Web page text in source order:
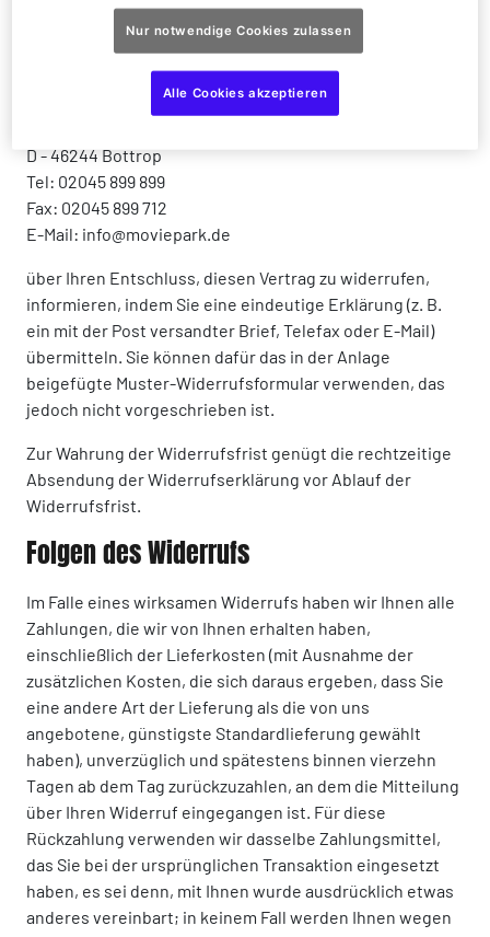
der Beförderer ist, die Ware in Besitz genommen haben.
Um Ihr Widerrufsrecht auszuüben, müssen Sie uns
MOVIE PARK Germany GmbH
D - 46244 Bottrop
Tel: 02045 899 899
Fax: 02045 899 712
E-Mail: info@moviepark.de
über Ihren Entschluss, diesen Vertrag zu widerrufen,
informieren, indem Sie eine eindeutige Erklärung (z. B.
ein mit der Post versandter Brief, Telefax oder E-Mail)
übermitteln. Sie können dafür das in der Anlage
beigefügte Muster-Widerrufsformular verwenden, das
jedoch nicht vorgeschrieben ist.
Zur Wahrung der Widerrufsfrist genügt die rechtzeitige
Absendung der Widerrufserklärung vor Ablauf der
Widerrufsfrist.
Folgen des Widerrufs
Im Falle eines wirksamen Widerrufs haben wir Ihnen alle
Zahlungen, die wir von Ihnen erhalten haben,
einschließlich der Lieferkosten (mit Ausnahme der
zusätzlichen Kosten, die sich daraus ergeben, dass Sie
eine andere Art der Lieferung als die von uns
angebotene, günstigste Standardlieferung gewählt
haben), unverzüglich und spätestens binnen vierzehn
Tagen ab dem Tag zurückzuzahlen, an dem die Mitteilung
über Ihren Widerruf eingegangen ist. Für diese
Rückzahlung verwenden wir dasselbe Zahlungsmittel,
das Sie bei der ursprünglichen Transaktion eingesetzt
haben, es sei denn, mit Ihnen wurde ausdrücklich etwas
anderes vereinbart; in keinem Fall werden Ihnen wegen
Nur notwendige Cookies zulassen
Alle Cookies akzeptieren